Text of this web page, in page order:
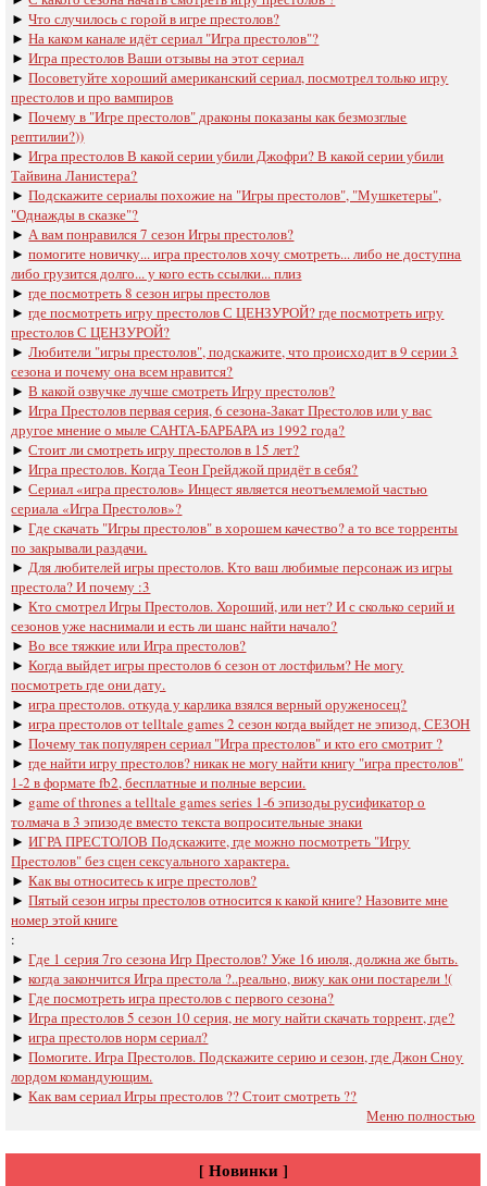
►Что случилось с горой в игре престолов?
►На каком канале идёт сериал "Игра престолов"?
►Игра престолов Ваши отзывы на этот сериал
►Посоветуйте хороший американский сериал, посмотрел только игру
престолов и про вампиров
►Почему в "Игре престолов" драконы показаны как безмозглые
рептилии?))
►Игра престолов В какой серии убили Джофри? В какой серии убили
Тайвина Ланистера?
►Подскажите сериалы похожие на "Игры престолов", "Мушкетеры",
"Однажды в сказке"?
► А вам понравился 7 сезон Игры престолов?
►помогите новичку... игра престолов хочу смотреть... либо не доступна
либо грузится долго... у кого есть ссылки... плиз
►где посмотреть 8 сезон игры престолов
►где посмотреть игру престолов С ЦЕНЗУРОЙ? где посмотреть игру
престолов С ЦЕНЗУРОЙ?
►Любители "игры престолов", подскажите, что происходит в 9 серии 3
сезона и почему она всем нравится?
►В какой озвучке лучше смотреть Игру престолов?
►Игра Престолов первая серия, 6 сезона-Закат Престолов или у вас
другое мнение о мыле САНТА-БАРБАРА из 1992 года?
►Стоит ли смотреть игру престолов в 15 лет?
►Игра престолов. Когда Теон Грейджой придёт в себя?
►Сериал «игра престолов» Инцест является неотъемлемой частью
сериала «Игра Престолов»?
►Где скачать "Игры престолов" в хорошем качество? а то все торренты
по закрывали раздачи.
► Для любителей игры престолов. Кто ваш любимые персонаж из игры
престола? И почему :3
►Кто смотрел Игры Престолов. Хороший, или нет? И с сколько серий и
сезонов уже наснимали и есть ли шанс найти начало?
►Во все тяжкие или Игра престолов?
►Когда выйдет игры престолов 6 сезон от лостфильм? Не могу
посмотреть где они дату.
►игра престолов. откуда у карлика взялся верный оруженосец?
►игра престолов oт telltale games 2 сезон когда выйдет не эпизод, СЕЗОН
►Почему так популярен сериал "Игра престолов" и кто его смотрит ?
►где найти игру престолов? никак не могу найти книгу "игра престолов"
1-2 в формате fb2, бесплатные и полные версии.
► game of thrones a telltale games series 1-6 эпизоды русификатор о
толмача в 3 эпизоде вместо текста вопросительные знаки
►ИГРА ПРЕСТОЛОВ Подскажите, где можно посмотреть "Игру
Престолов" без сцен сексуального характера.
►Как вы относитесь к игре престолов?
►Пятый сезон игры престолов относится к какой книге? Назовите мне
номер этой книге
:
►Где 1 серия 7го сезона Игр Престолов? Уже 16 июля, должна же быть.
►когда закончится Игра престола ?..реально, вижу как они постарели !(
►Где посмотреть игра престолов с первого сезона?
►Игра престолов 5 сезон 10 серия, не могу найти скачать торрент, где?
►игра престолов норм сериал?
►Помогите. Игра Престолов. Подскажите серию и сезон, где Джон Сноу
лордом командующим.
►Как вам сериал Игры престолов ?? Стоит смотреть ??
Меню полностью
[ Новинки ]